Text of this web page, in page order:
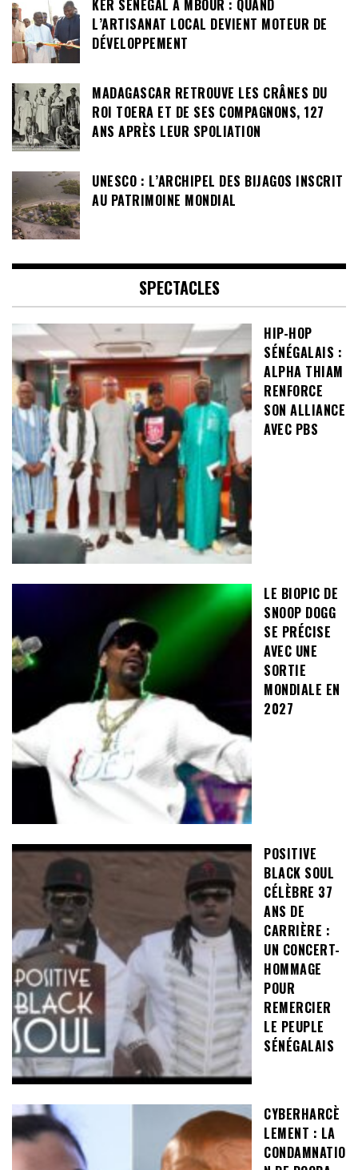
KËR SÉNÉGAL À MBOUR : QUAND
L’ARTISANAT LOCAL DEVIENT MOTEUR DE
DÉVELOPPEMENT
MADAGASCAR RETROUVE LES CRÂNES DU
ROI TOERA ET DE SES COMPAGNONS, 127
ANS APRÈS LEUR SPOLIATION
UNESCO : L’ARCHIPEL DES BIJAGOS INSCRIT
AU PATRIMOINE MONDIAL
SPECTACLES
HIP-HOP
SÉNÉGALAIS :
ALPHA THIAM
RENFORCE
SON ALLIANCE
AVEC PBS
LE BIOPIC DE
SNOOP DOGG
SE PRÉCISE
AVEC UNE
SORTIE
MONDIALE EN
2027
POSITIVE
BLACK SOUL
CÉLÈBRE 37
ANS DE
CARRIÈRE :
UN CONCERT-
HOMMAGE
POUR
REMERCIER
LE PEUPLE
SÉNÉGALAIS
CYBERHARCÈ
LEMENT : LA
CONDAMNATIO